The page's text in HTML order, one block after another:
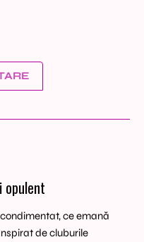
opulent
ce emană
de cluburile